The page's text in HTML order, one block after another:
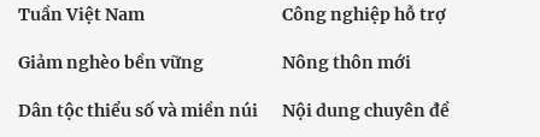
Tuần Việt Nam Công nghiệp hỗ trợ
Giảm nghèo bền vững Nông thôn mới
Dân tộc thiểu số và miền núi Nội dung chuyên đề